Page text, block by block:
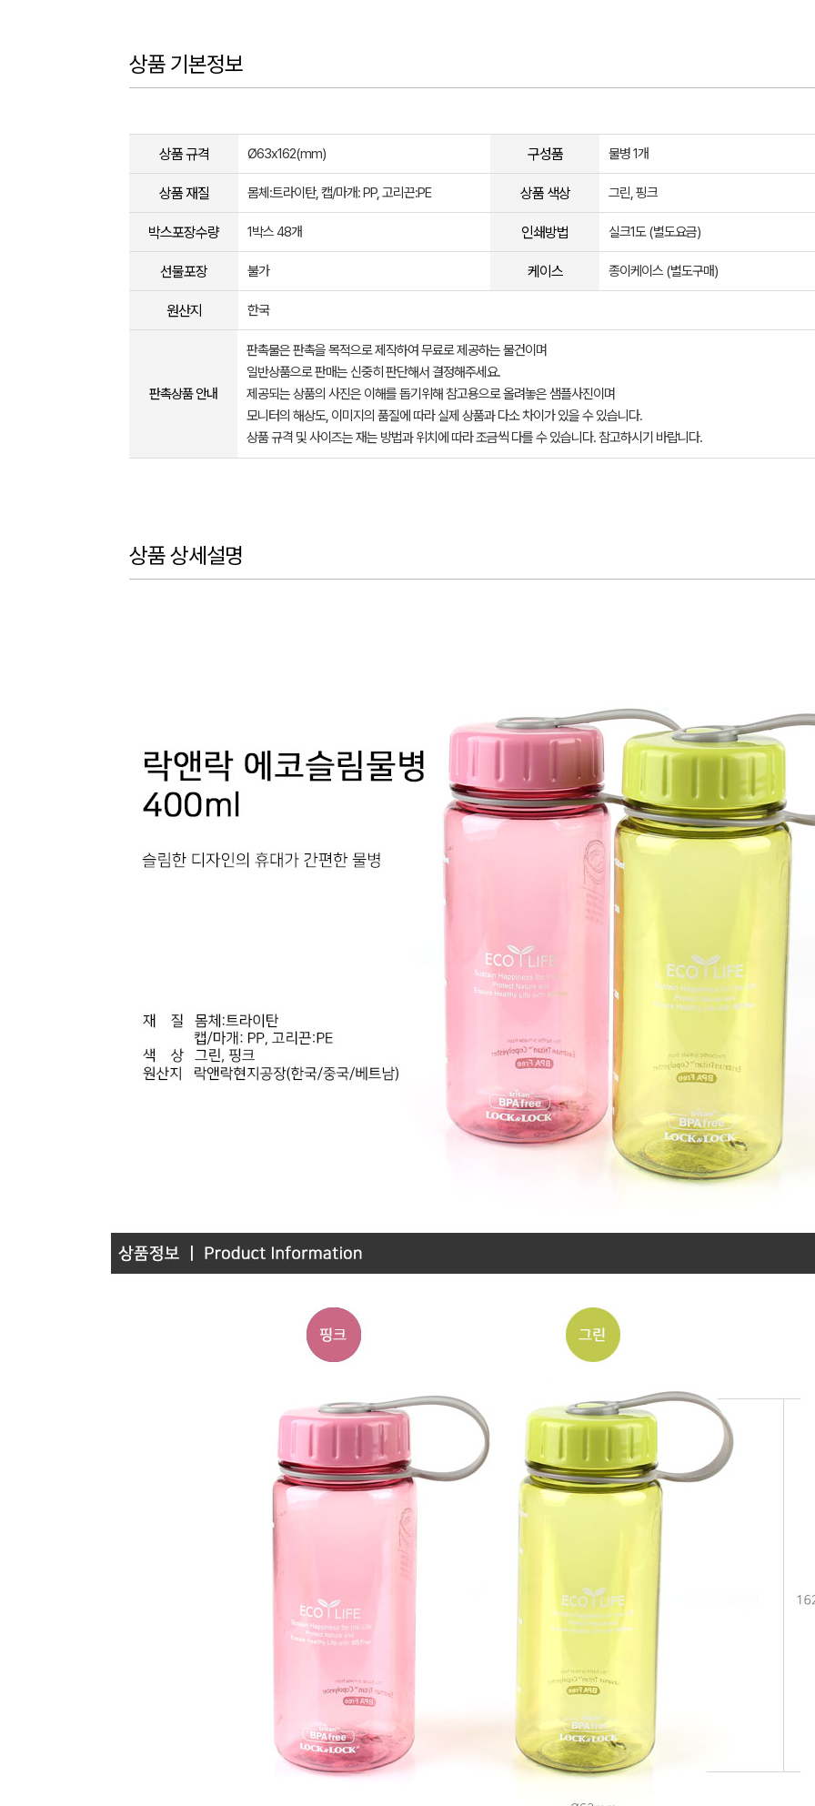
상품 기본정보
상품 규격 Ø63x162(mm) 구성품 물병 1개
상품 재질 몸체:트라이탄, 캡/마개: PP, 고리끈:PE 상품 색상 그린, 핑크
박스포장수량 1박스 48개 인쇄방법 실크1도 (별도요금)
선물포장 불가 케이스 종이케이스 (별도구매)
원산지 한국
판촉상품 안내
판촉물은 판촉을 목적으로 제작하여 무료로 제공하는 물건이며
일반상품으로 판매는 신중히 판단해서 결정해주세요.
제공되는 상품의 사진은 이해를 돕기위해 참고용으로 올려놓은 샘플사진이며
모니터의 해상도, 이미지의 품질에 따라 실제 상품과 다소 차이가 있을 수 있습니다.
상품 규격 및 사이즈는 재는 방법과 위치에 따라 조금씩 다를 수 있습니다. 참고하시기 바랍니다.
상품 상세설명